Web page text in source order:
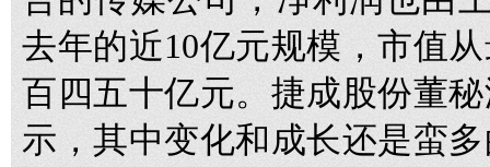
去年的近10亿元规模，市值
百四五十亿元。捷成股份董
示，其中变化和成长还是蛮